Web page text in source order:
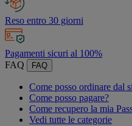
Reso entro 30 giorni
Pagamenti sicuri al 100%
FAQ
FAQ
Come posso ordinare dal
Come posso pagare?
Come recupero la mia
Vedi tutte le categorie